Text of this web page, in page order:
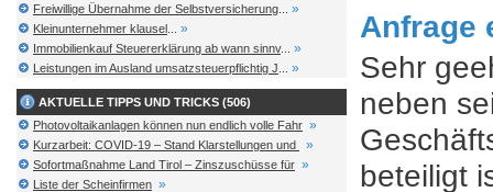
Freiwillige Übernahme der Selbstversicherung »
Kleinunternehmer klausel »
Immobilienkauf Steuererklärung ab wann sinnv... »
Leistungen im Ausland umsatzsteuerpflichtig J »
AKTUELLE TIPPS UND TRICKS (506)
Photovoltaikanlagen können nun endlich volle Fahr »
Kurzarbeit: COVID-19 – Stand Klarstellungen und »
Sofortmaßnahme Land Tirol – Zinszuschüsse für »
Liste der Scheinfirmen »
Anfrage
Sehr
neben
beteiligt